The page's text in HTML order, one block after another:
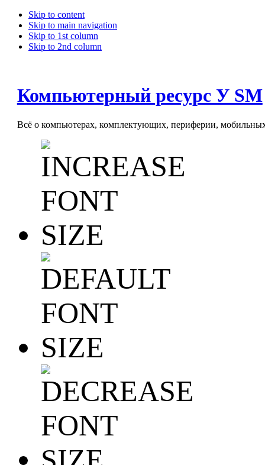
Skip to content
Skip to main navigation
Skip to 1st column
Skip to 2nd column
Компьютерный ресурс У SM
Всё о компьютерах, комплектующих, периферии, мобильных